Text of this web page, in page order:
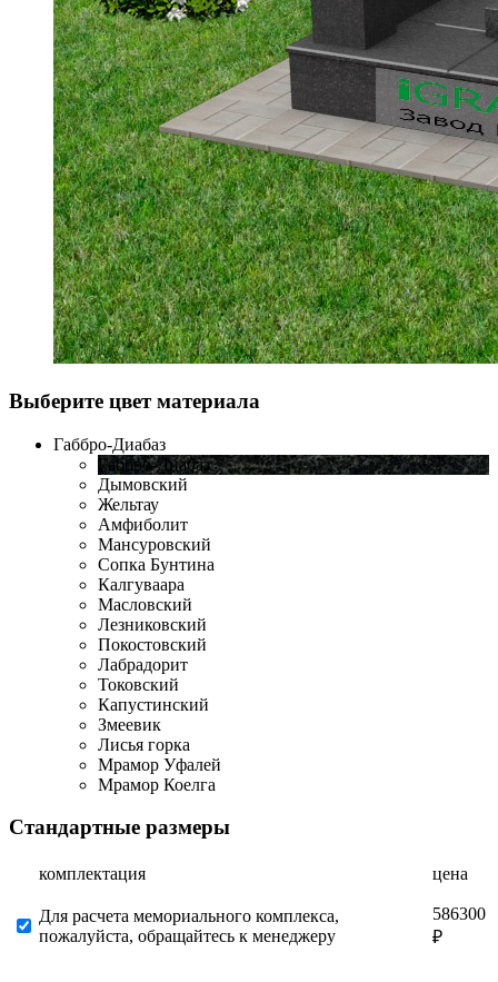
Выберите цвет материала
Габбро-Диабаз
Габбро-Диабаз
Дымовский
Жельтау
Амфиболит
Мансуровский
Сопка Бунтина
Калгуваара
Масловский
Лезниковский
Покостовский
Лабрадорит
Токовский
Капустинский
Змеевик
Лисья горка
Мрамор Уфалей
Мрамор Коелга
Стандартные размеры
комплектация цена
Для расчета мемориального комплекса,
пожалуйста, обращайтесь к менеджеру
586300
₽